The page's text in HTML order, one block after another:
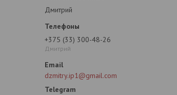
Дмитрий
+375 (33) 300-48-26
Дмитрий
dzmitry.ip1@gmail.com